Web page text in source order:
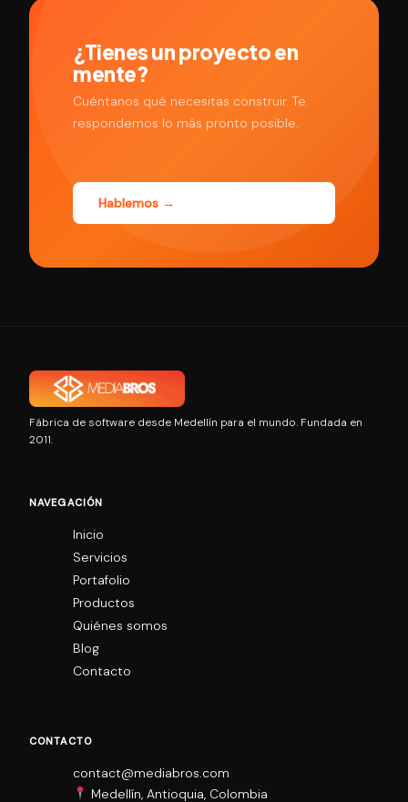
¿Tienes un proyecto en
mente?
Cuéntanos qué necesitas construir. Te
respondemos lo más pronto posible.
Hablemos →
Fábrica de software desde Medellín para el mundo. Fundada en
2011.
NAVEGACIÓN
Inicio
Servicios
Portafolio
Productos
Quiénes somos
Blog
Contacto
CONTACTO
contact@mediabros.com
Medellín, Antioquia, Colombia